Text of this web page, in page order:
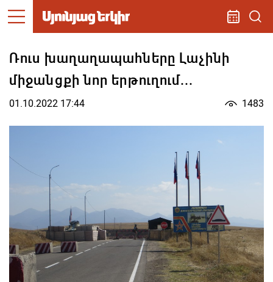
Ռուս խաղաղապահները Լաչինի
միջանցքի նոր երթուղում...
01.10.2022 17:44 1483